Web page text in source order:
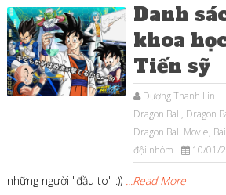
Danh
khoa
Tiến sỹ
Dương Thanh Lin
Dragon Ball, Dragon
Dragon Ball Movie,
đội nhóm
10/01/
những người "đầu to" :)) ...Read More